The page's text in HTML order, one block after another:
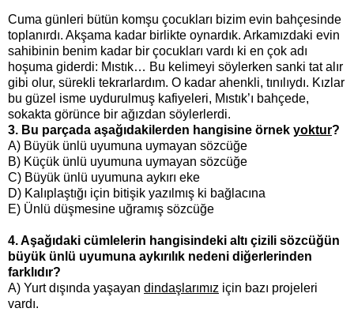
Cuma günleri bütün komşu çocukları bizim evin bahçesinde
toplanırdı. Akşama kadar birlikte oynardık. Arkamızdaki evin
sahibinin benim kadar bir çocukları vardı ki en çok adı
hoşuma giderdi: Mıstık… Bu kelimeyi söylerken sanki tat alır
gibi olur, sürekli tekrarlardım. O kadar ahenkli, tınılıydı. Kızlar
bu güzel isme uydurulmuş kafiyeleri, Mıstık’ı bahçede,
sokakta görünce bir ağızdan söylerlerdi.
3. Bu parçada aşağıdakilerden hangisine örnek yoktur?
A) Büyük ünlü uyumuna uymayan sözcüğe
B) Küçük ünlü uyumuna uymayan sözcüğe
C) Büyük ünlü uyumuna aykırı eke
D) Kalıplaştığı için bitişik yazılmış ki bağlacına
E) Ünlü düşmesine uğramış sözcüğe
4. Aşağıdaki cümlelerin hangisindeki altı çizili sözcüğün
büyük ünlü uyumuna aykırılık nedeni diğerlerinden
farklıdır?
A) Yurt dışında yaşayan dindaşlarımız için bazı projeleri
vardı.